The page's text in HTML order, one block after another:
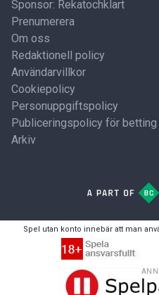
Sponsor: Rekatochklart
Prenumerera
Om oss
Redaktionell policy
Användarvillkor
Cookiepolicy
Personuppgiftspolicy
Publiceringspolicy för
Arkiv
Spel utan konto innebär att man